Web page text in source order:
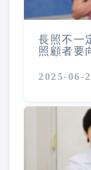
長照不一
照顧者要
2025-06-